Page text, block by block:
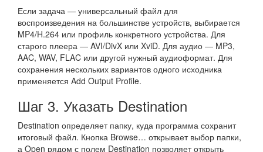
Если задача — универсальный файл для
воспроизведения на большинстве устройств, выбирается
MP4/H.264 или профиль конкретного устройства. Для
старого плеера — AVI/DivX или XviD. Для аудио — MP3,
AAC, WAV, FLAC или другой нужный аудиоформат. Для
сохранения нескольких вариантов одного исходника
применяется Add Output Profile.
Шаг 3. Указать Destination
Destination определяет папку, куда программа сохранит
итоговый файл. Кнопка Browse… открывает выбор папки,
а Open рядом с полем Destination позволяет открыть